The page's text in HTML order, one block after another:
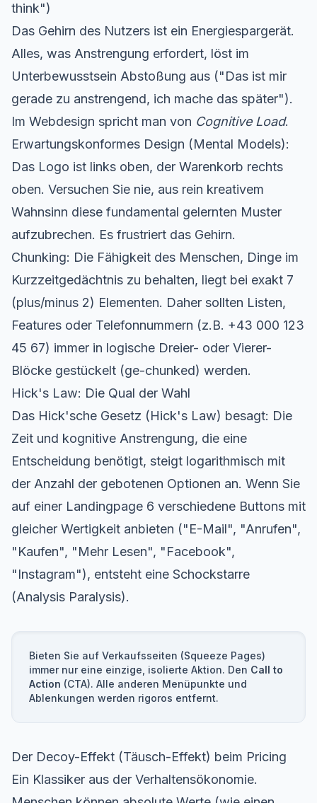
think")
Das Gehirn des Nutzers ist ein Energiespargerät.
Alles, was Anstrengung erfordert, löst im
Unterbewusstsein Abstoßung aus ("Das ist mir
gerade zu anstrengend, ich mache das später").
Im Webdesign spricht man von Cognitive Load.
Erwartungskonformes Design (Mental Models):
Das Logo ist links oben, der Warenkorb rechts
oben. Versuchen Sie nie, aus rein kreativem
Wahnsinn diese fundamental gelernten Muster
aufzubrechen. Es frustriert das Gehirn.
Chunking: Die Fähigkeit des Menschen, Dinge im
Kurzzeitgedächtnis zu behalten, liegt bei exakt 7
(plus/minus 2) Elementen. Daher sollten Listen,
Features oder Telefonnummern (z.B. +43 000 123
45 67) immer in logische Dreier- oder Vierer-
Blöcke gestückelt (ge-chunked) werden.
Hick's Law: Die Qual der Wahl
Das Hick'sche Gesetz (Hick's Law) besagt: Die
Zeit und kognitive Anstrengung, die eine
Entscheidung benötigt, steigt logarithmisch mit
der Anzahl der gebotenen Optionen an. Wenn Sie
auf einer Landingpage 6 verschiedene Buttons mit
gleicher Wertigkeit anbieten ("E-Mail", "Anrufen",
"Kaufen", "Mehr Lesen", "Facebook",
"Instagram"), entsteht eine Schockstarre
(Analysis Paralysis).
Bieten Sie auf Verkaufsseiten (Squeeze Pages)
immer nur eine einzige, isolierte Aktion. Den Call to
Action (CTA). Alle anderen Menüpunkte und
Ablenkungen werden rigoros entfernt.
Der Decoy-Effekt (Täusch-Effekt) beim Pricing
Ein Klassiker aus der Verhaltensökonomie.